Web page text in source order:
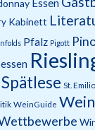
Essen
Kabinett
Pfalz Pigott
Spätlese St.
WeinGuide